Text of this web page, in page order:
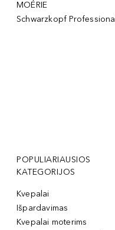
MOÉRIE
Schwarzkopf Professional
POPULIARIAUSIOS
KATEGORIJOS
Kvepalai
Išpardavimas
Kvepalai moterims